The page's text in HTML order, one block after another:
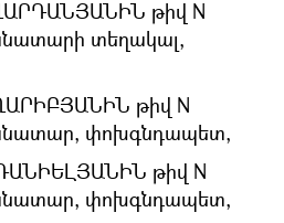
թիվ N
տեղակալ,
թիվ N
փոխգնդապետ,
ԴԱՆԻԵԼՅԱՆԻՆ թիվ N
փոխգնդապետ,